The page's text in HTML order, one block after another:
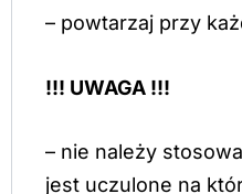
– powtarzaj przy
!!! UWAGA !!!
– nie należy
jest uczulone na